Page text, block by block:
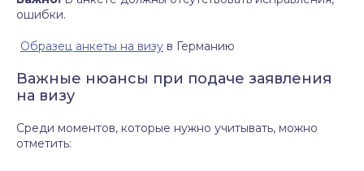
ошибки.
Образец анкеты на визу в Германию
Важные нюансы при подаче заявления
на визу
Среди моментов, которые нужно учитывать, можно
отметить: